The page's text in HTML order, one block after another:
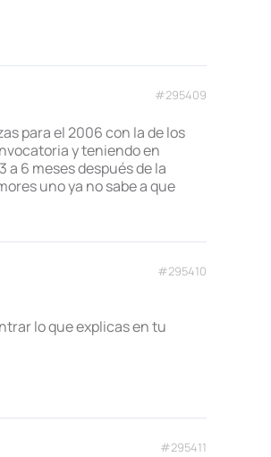
#295409
para el 2006 con la de los
y teniendo en
6 meses después de la
uno ya no sabe a que
#295410
lo que explicas en tu
#295411